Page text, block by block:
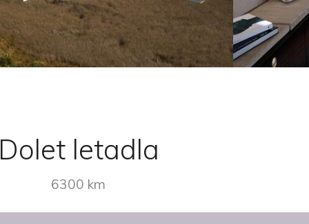
Dolet letadla
6300 km